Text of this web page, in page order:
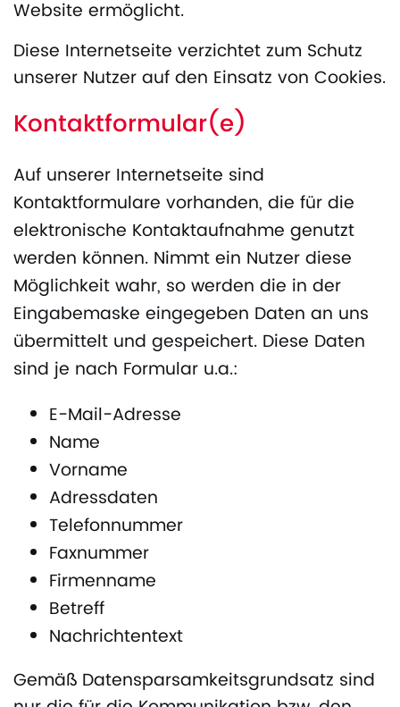
Website ermöglicht.
Diese Internetseite verzichtet zum Schutz
unserer Nutzer auf den Einsatz von Cookies.
Kontaktformular(e)
Auf unserer Internetseite sind
Kontaktformulare vorhanden, die für die
elektronische Kontaktaufnahme genutzt
werden können. Nimmt ein Nutzer diese
Möglichkeit wahr, so werden die in der
Eingabemaske eingegeben Daten an uns
übermittelt und gespeichert. Diese Daten
sind je nach Formular u.a.:
E-Mail-Adresse
Name
Vorname
Adressdaten
Telefonnummer
Faxnummer
Firmenname
Betreff
Nachrichtentext
Gemäß Datensparsamkeitsgrundsatz sind